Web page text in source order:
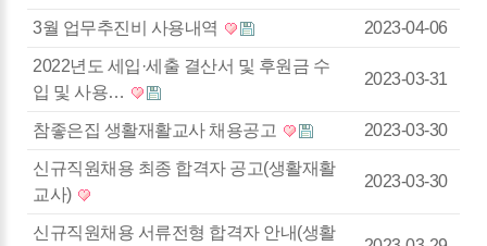
3월 업무추진비 사용내역 2023-04-06
2022년도 세입·세출 결산서 및 후원금 수
입 및 사용…
2023-03-31
참좋은집 생활재활교사 채용공고 2023-03-30
신규직원채용 최종 합격자 공고(생활재활
교사)
2023-03-30
신규직원채용 서류전형 합격자 안내(생활